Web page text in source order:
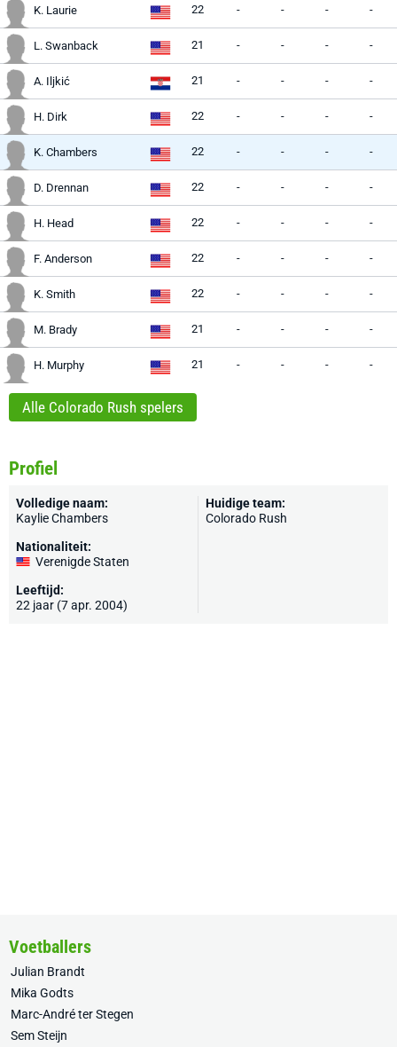
K. Laurie 22 - - - -
L. Swanback 21 - - - -
A. Iljkić 21 - - - -
H. Dirk 22 - - - -
K. Chambers 22 - - - -
D. Drennan 22 - - - -
H. Head 22 - - - -
F. Anderson 22 - - - -
K. Smith 22 - - - -
M. Brady 21 - - - -
H. Murphy 21 - - - -
Alle Colorado Rush spelers
Profiel
Volledige naam:
Kaylie Chambers
Nationaliteit:
Verenigde Staten
Leeftijd:
22 jaar (7 apr. 2004)
Huidige team:
Colorado Rush
Voetballers
Julian Brandt
Mika Godts
Marc-André ter Stegen
Sem Steijn